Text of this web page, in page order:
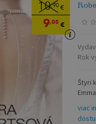
10,90 €
9,05 €
Rok
Štyri
viac